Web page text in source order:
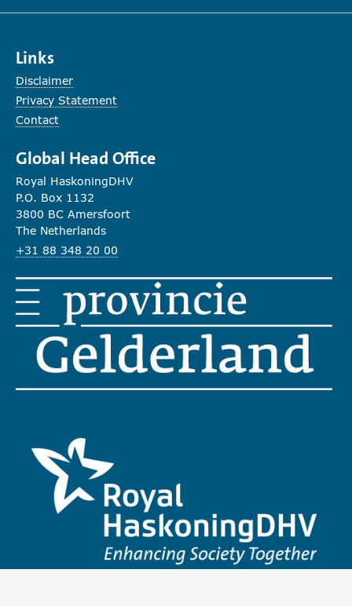
Links
Disclaimer
Privacy Statement
Contact
Global Head Office
Royal HaskoningDHV
P.O. Box 1132
3800 BC Amersfoort
The Netherlands
+31 88 348 20 00